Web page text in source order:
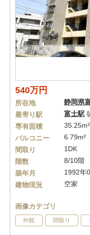
540万円
所在地 静岡県
最寄り駅
富士駅
専有面積
35.25m²
バルコニー
6.79m²
間取り
1DK
階数
8/10階
築年月
1992年
建物現況
空家
画像カテゴリ
外観 間取り